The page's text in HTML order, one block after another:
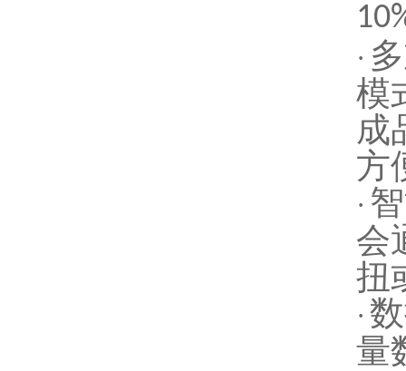
·
模
成
方
·
会
扭
·
量